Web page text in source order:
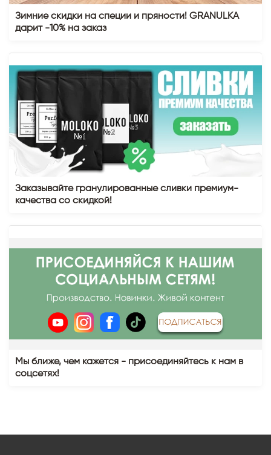
Зимние скидки на специи и пряности! GRANULKA
дарит -10% на заказ
Заказывайте гранулированные сливки премиум-
качества со скидкой!
Мы ближе, чем кажется - присоединяйтесь к нам в
соцсетях!